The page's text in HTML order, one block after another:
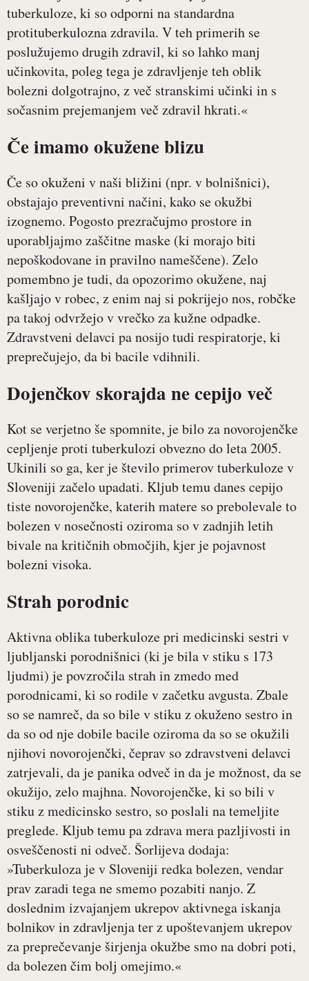
tuberkuloze, ki so odporni na standardna
protituberkulozna zdravila. V teh primerih se
poslužujemo drugih zdravil, ki so lahko manj
učinkovita, poleg tega je zdravljenje teh oblik
bolezni dolgotrajno, z več stranskimi učinki in s
sočasnim prejemanjem več zdravil hkrati.«
Če imamo okužene blizu
Če so okuženi v naši bližini (npr. v bolnišnici),
obstajajo preventivni načini, kako se okužbi
izognemo. Pogosto prezračujmo prostore in
uporabljajmo zaščitne maske (ki morajo biti
nepoškodovane in pravilno nameščene). Zelo
pomembno je tudi, da opozorimo okužene, naj
kašljajo v robec, z enim naj si pokrijejo nos, robčke
pa takoj odvržejo v vrečko za kužne odpadke.
Zdravstveni delavci pa nosijo tudi respiratorje, ki
preprečujejo, da bi bacile vdihnili.
Dojenčkov skorajda ne cepijo več
Kot se verjetno še spomnite, je bilo za novorojenčke
cepljenje proti tuberkulozi obvezno do leta 2005.
Ukinili so ga, ker je število primerov tuberkuloze v
Sloveniji začelo upadati. Kljub temu danes cepijo
tiste novorojenčke, katerih matere so prebolevale to
bolezen v nosečnosti oziroma so v zadnjih letih
bivale na kritičnih območjih, kjer je pojavnost
bolezni visoka.
Strah porodnic
Aktivna oblika tuberkuloze pri medicinski sestri v
ljubljanski porodnišnici (ki je bila v stiku s 173
ljudmi) je povzročila strah in zmedo med
porodnicami, ki so rodile v začetku avgusta. Zbale
so se namreč, da so bile v stiku z okuženo sestro in
da so od nje dobile bacile oziroma da so se okužili
njihovi novorojenčki, čeprav so zdravstveni delavci
zatrjevali, da je panika odveč in da je možnost, da se
okužijo, zelo majhna. Novorojenčke, ki so bili v
stiku z medicinsko sestro, so poslali na temeljite
preglede. Kljub temu pa zdrava mera pazljivosti in
osveščenosti ni odveč. Šorlijeva dodaja:
»Tuberkuloza je v Sloveniji redka bolezen, vendar
prav zaradi tega ne smemo pozabiti nanjo. Z
doslednim izvajanjem ukrepov aktivnega iskanja
bolnikov in zdravljenja ter z upoštevanjem ukrepov
za preprečevanje širjenja okužbe smo na dobri poti,
da bolezen čim bolj omejimo.«